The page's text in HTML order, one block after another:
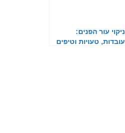
ניקוי עור הפנים:
עובדות, טעויות וטיפים